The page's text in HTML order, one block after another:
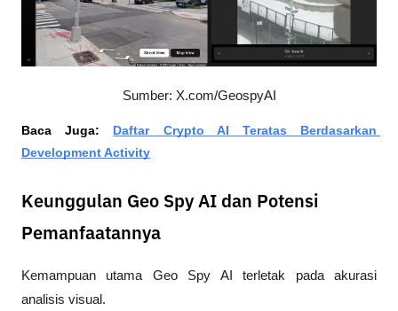
Sumber: X.com/GeospyAI
Baca Juga: Daftar Crypto AI Teratas Berdasarkan
Development Activity
Keunggulan Geo Spy AI dan Potensi
Pemanfaatannya
Kemampuan utama Geo Spy AI terletak pada akurasi
analisis visual.